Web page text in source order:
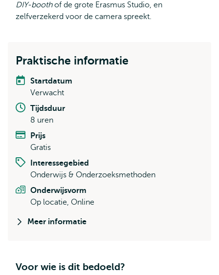
DIY-boothof de grote Erasmus Studio, en
zelfverzekerd voor de camera spreekt.
Praktische informatie
Startdatum
Verwacht
Tijdsduur
8 uren
Prijs
Gratis
Interessegebied
Onderwijs & Onderzoeksmethoden
Onderwijsvorm
Op locatie, Online
Meer informatie
Voor wie is dit bedoeld?